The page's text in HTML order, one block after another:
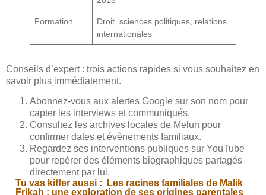
Formation
Droit, sciences politiques, relations
internationales
Conseils d’expert : trois actions rapides si vous souhaitez en
savoir plus immédiatement.
Abonnez-vous aux alertes Google sur son nom pour
capter les interviews et communiqués.
Consultez les archives locales de Melun pour
confirmer dates et évènements familiaux.
Regardez ses interventions publiques sur YouTube
pour repérer des éléments biographiques partagés
directement par lui.
Tu vas kiffer aussi :
Les racines familiales de Malik
Frikah : une exploration de ses origines parentales